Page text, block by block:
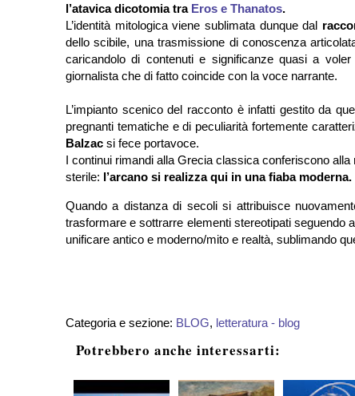
l’atavica dicotomia tra Eros e Thanatos.
L’identità mitologica viene sublimata dunque dal
dello scibile, una trasmissione di conoscenza
caricandolo di contenuti e significanze quasi a
giornalista che di fatto coincide con la voce narrante.
L’impianto scenico del racconto è infatti gestito da
pregnanti tematiche e di peculiarità fortemente
Balzac si fece portavoce.
I continui rimandi alla Grecia classica conferiscono
sterile: l’arcano si realizza qui in una fiaba moderna.
Quando a distanza di secoli si attribuisce
trasformare e sottrarre elementi stereotipati
unificare antico e moderno/mito e realtà, sublimando
Categoria e sezione: BLOG, letteratura - blog
Potrebbero anche interessarti: